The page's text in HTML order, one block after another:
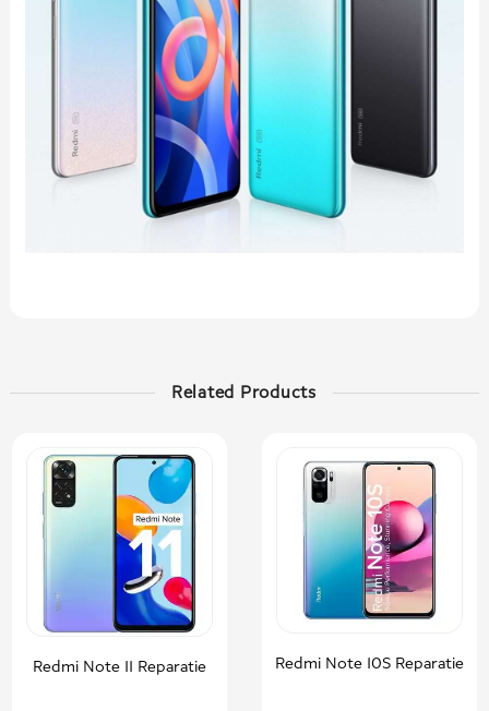
Related Products
Redmi Note 11 Reparatie Redmi Note 10S Reparatie